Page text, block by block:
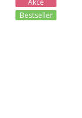
Akce
Bestseller